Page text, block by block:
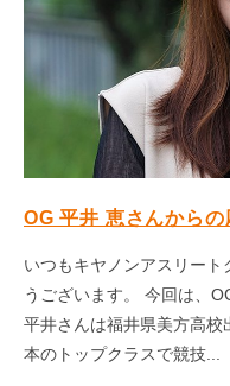
OG 平井 恵さんから
いつもキヤノンアスリート
うございます。 今回は、
平井さんは福井県美方高校
本のトップクラスで競技...